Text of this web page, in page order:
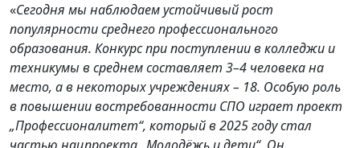
«Сегодня мы наблюдаем устойчивый рост
популярности среднего профессионального
образования. Конкурс при поступлении в колледжи и
техникумы в среднем составляет 3–4 человека на
место, а в некоторых учреждениях – 18. Особую роль
в повышении востребованности СПО играет проект
„Профессионалитет“, который в 2025 году стал